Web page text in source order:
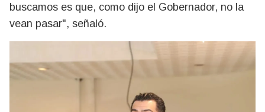
buscamos es que, como dijo el Gobernador, no la
vean pasar", señaló.